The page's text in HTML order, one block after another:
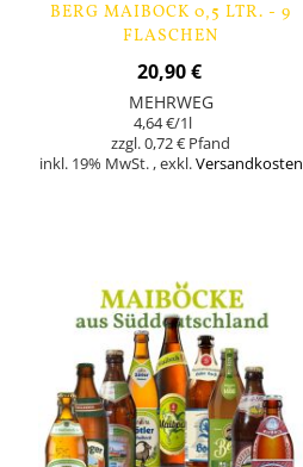
BERG MAIBOCK 0,5 LTR. - 9
FLASCHEN
20,90 €
MEHRWEG
4,64 €/1l
0,72 €
inkl. 19% MwSt.,exkl.Versandkosten